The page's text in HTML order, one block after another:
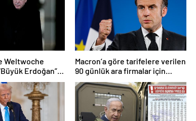
Weltwoche
Erdoğan”
Macron’a göre tarifelere verilen
90 günlük ara firmalar için
“belirsizlik” kaynağı